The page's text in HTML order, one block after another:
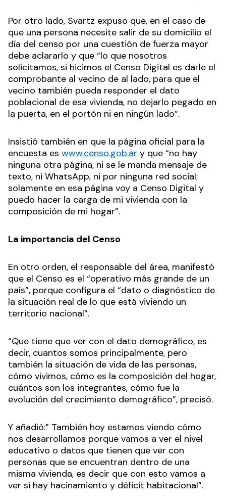
Por otro lado, Svartz expuso que, en el caso de
que una persona necesite salir de su domicilio el
día del censo por una cuestión de fuerza mayor
debe aclararlo y que “lo que nosotros
solicitamos, si hicimos el Censo Digital es darle el
comprobante al vecino de al lado, para que el
vecino también pueda responder el dato
poblacional de esa vivienda, no dejarlo pegado en
la puerta, en el portón ni en ningún lado”.
Insistió también en que la página oficial para la
encuesta es www.censo.gob.ar y que “no hay
ninguna otra página, ni se le manda mensaje de
texto, ni WhatsApp, ni por ninguna red social;
solamente en esa página voy a Censo Digital y
puedo hacer la carga de mi vivienda con la
composición de mi hogar”.
La importancia del Censo
En otro orden, el responsable del área, manifestó
que el Censo es el “operativo más grande de un
país”, porque configura el “dato o diagnóstico de
la situación real de lo que está viviendo un
territorio nacional”.
“Que tiene que ver con el dato demográfico, es
decir, cuantos somos principalmente, pero
también la situación de vida de las personas,
cómo vivimos, cómo es la composición del hogar,
cuántos son los integrantes, cómo fue la
evolución del crecimiento demográfico”, precisó.
Y añadió:” También hoy estamos viendo cómo
nos desarrollamos porque vamos a ver el nivel
educativo o datos que tienen que ver con
personas que se encuentran dentro de una
misma vivienda, es decir que con esto vamos a
ver si hay hacinamiento y déficit habitacional”.